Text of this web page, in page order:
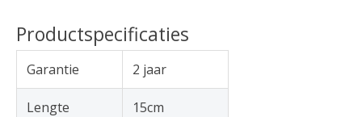
Productspecificaties
Garantie 2 jaar
Lengte 15cm